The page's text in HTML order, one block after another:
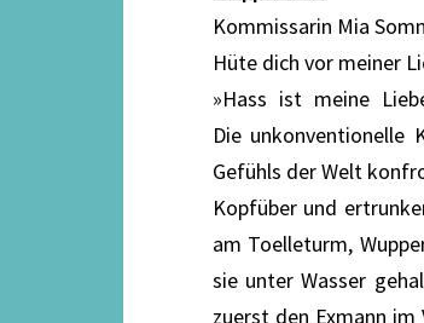
Kommissarin Mia
Hüte dich vor meiner
»Hass ist meine
Die unkonventionelle
Gefühls der Welt
Kopfüber und
am Toelleturm,
sie unter Wasser
zuerst den Exmann